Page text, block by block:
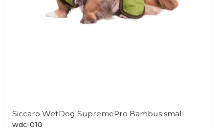
Siccaro WetDog SupremePro Bambus small
wdc-010